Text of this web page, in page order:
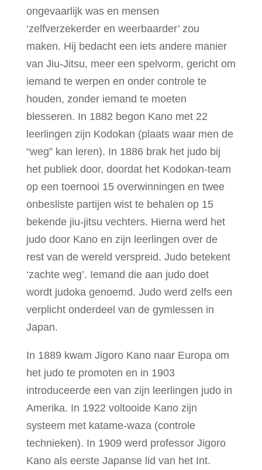
ongevaarlijk was en mensen
‘zelfverzekerder en weerbaarder’ zou
maken. Hij bedacht een iets andere manier
van Jiu-Jitsu, meer een spelvorm, gericht om
iemand te werpen en onder controle te
houden, zonder iemand te moeten
blesseren. In 1882 begon Kano met 22
leerlingen zijn Kodokan (plaats waar men de
“weg” kan leren). In 1886 brak het judo bij
het publiek door, doordat het Kodokan-team
op een toernooi 15 overwinningen en twee
onbesliste partijen wist te behalen op 15
bekende jiu-jitsu vechters. Hierna werd het
judo door Kano en zijn leerlingen over de
rest van de wereld verspreid. Judo betekent
‘zachte weg’. Iemand die aan judo doet
wordt judoka genoemd. Judo werd zelfs een
verplicht onderdeel van de gymlessen in
Japan.
In 1889 kwam Jigoro Kano naar Europa om
het judo te promoten en in 1903
introduceerde een van zijn leerlingen judo in
Amerika. In 1922 voltooide Kano zijn
systeem met katame-waza (controle
technieken). In 1909 werd professor Jigoro
Kano als eerste Japanse lid van het Int.